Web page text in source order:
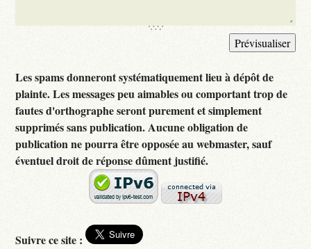
Les spams donneront systématiquement lieu à dépôt de
plainte. Les messages peu aimables ou comportant trop de
fautes d'orthographe seront purement et simplement
supprimés sans publication. Aucune obligation de
publication ne pourra être opposée au webmaster, sauf
éventuel droit de réponse dûment justifié.
Suivre ce site :